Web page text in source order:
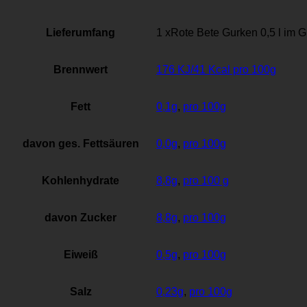
Lieferumfang 1 xRote Bete Gurken 0,5 l im
Brennwert 176 KJ/41 Kcal pro 100g
Fett 0,1g, pro 100g
davon ges. Fettsäuren 0,0g, pro 100g
Kohlenhydrate 8,8g, pro 100 g
davon Zucker 8,8g, pro 100g
Eiweiß 0,5g, pro 100g
Salz 0,23g, pro 100g